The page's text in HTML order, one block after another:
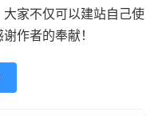
家不仅可以建站自己使
作者的奉献！